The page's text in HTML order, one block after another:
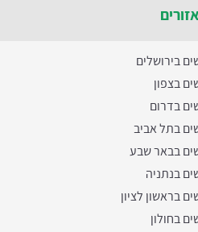
אזורים
בירושלים
בצפון
בדרום
בתל אביב
בבאר שבע
בנתניה
בראשון לציון
בחולון